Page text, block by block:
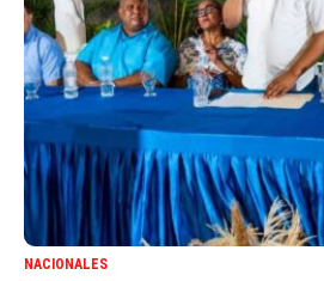
NACIONALES